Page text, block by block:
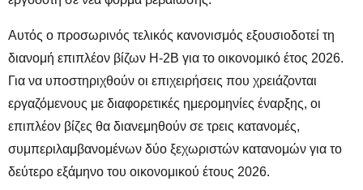
Αυτός ο προσωρινός τελικός κανονισμός εξουσιοδοτεί τη
διανομή επιπλέον βίζων H-2B για το οικονομικό έτος 2026.
Για να υποστηριχθούν οι επιχειρήσεις που χρειάζονται
εργαζόμενους με διαφορετικές ημερομηνίες έναρξης, οι
επιπλέον βίζες θα διανεμηθούν σε τρεις κατανομές,
συμπεριλαμβανομένων δύο ξεχωριστών κατανομών για το
δεύτερο εξάμηνο του οικονομικού έτους 2026.